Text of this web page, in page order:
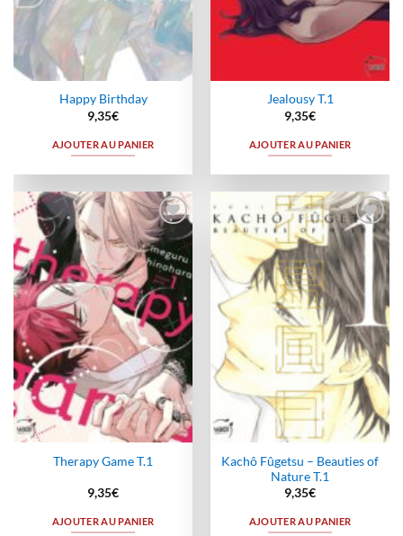
Happy Birthday
9,35€
AJOUTER AU PANIER
Jealousy T.1
9,35€
AJOUTER AU PANIER
Ajouter
à la
wishlist
Therapy Game T.1
9,35€
AJOUTER AU PANIER
Ajouter
à la
wishlist
Kachô Fûgetsu – Beauties of
Nature T.1
9,35€
AJOUTER AU PANIER